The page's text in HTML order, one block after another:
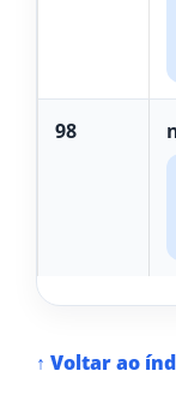
98
↑ Voltar ao